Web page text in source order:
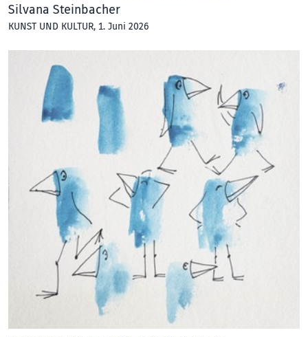
Silvana Steinbacher
KUNST UND KULTUR, 1. Juni 2026